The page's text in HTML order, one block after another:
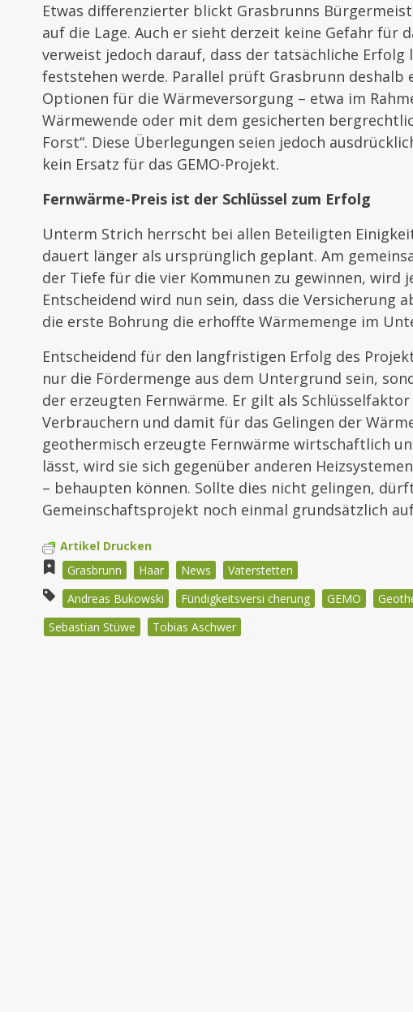
Etwas differenzierter blickt Grasbrunns
auf die Lage. Auch er sieht derzeit keine Gefahr für
verweist jedoch darauf, dass der tatsächliche
feststehen werde. Parallel prüft Grasbrunn deshalb
Optionen für die Wärmeversorgung – etwa im
Wärmewende oder mit dem gesicherten
Forst“. Diese Überlegungen seien jedoch
kein Ersatz für das GEMO-Projekt.
Fernwärme-Preis ist der Schlüssel zum Erfolg
Unterm Strich herrscht bei allen Beteiligten
dauert länger als ursprünglich geplant. Am
der Tiefe für die vier Kommunen zu gewinnen, wird
Entscheidend wird nun sein, dass die Versicherung
die erste Bohrung die erhoffte Wärmemenge im
Entscheidend für den langfristigen Erfolg des
nur die Fördermenge aus dem Untergrund sein,
der erzeugten Fernwärme. Er gilt als
Verbrauchern und damit für das Gelingen der
geothermisch erzeugte Fernwärme wirtschaftlich
lässt, wird sie sich gegenüber anderen
– behaupten können. Sollte dies nicht gelingen,
Gemeinschaftsprojekt noch einmal grundsätzlich
Artikel Drucken
Grasbrunn
Haar News
Vaterstetten
Andreas Bukowski
Fündigkeitsversi cherung GEMO
Sebastian Stüwe
Tobias Aschwer